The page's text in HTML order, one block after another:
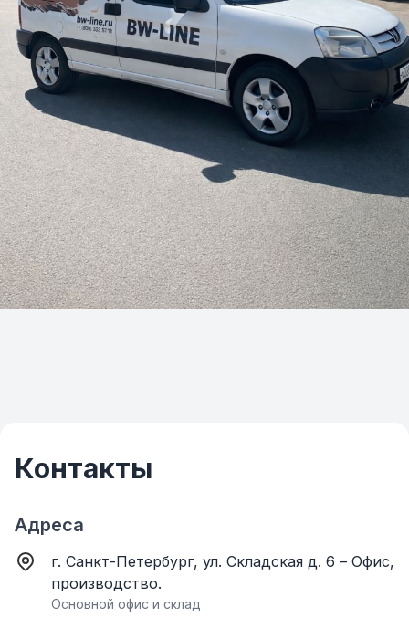
Контакты
Адреса
г. Санкт-Петербург, ул. Складская д. 6 – Офис,
производство.
Основной офис и склад